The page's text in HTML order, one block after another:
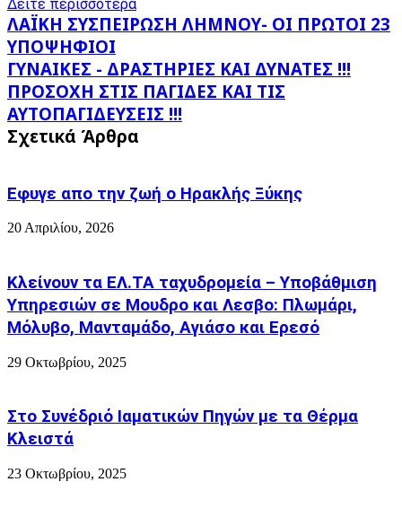
Δείτε περισσότερα
ΛΑΪΚΗ
ΣΥΣΠΕΙΡΩΣΗ
ΛΗΜΝΟΥ-
ΟΙ
ΠΡΩΤΟΙ
23
ΥΠΟΨΗΦΙΟΙ
ΛΑΪΚΗ ΣΥΣΠΕΙΡΩΣΗ ΛΗΜΝΟΥ- ΟΙ ΠΡΩΤΟΙ 23
ΥΠΟΨΗΦΙΟΙ
ΓΥΝΑΙΚΕΣ
-
ΔΡΑΣΤΗΡΙΕΣ
ΚΑΙ
ΔΥΝΑΤΕΣ
!!!
ΣΤΙΣ
ΠΑΓΙΔΕΣ
ΚΑΙ
ΤΙΣ
ΓΥΝΑΙΚΕΣ - ΔΡΑΣΤΗΡΙΕΣ ΚΑΙ ΔΥΝΑΤΕΣ !!!
ΠΡΟΣΟΧΗ ΣΤΙΣ ΠΑΓΙΔΕΣ ΚΑΙ ΤΙΣ
ΑΥΤΟΠΑΓΙΔΕΥΣΕΙΣ !!!
Σχετικά Άρθρα
Εφυγε απο την ζωή o Ηρακλής Ξύκης
20 Απριλίου, 2026
Κλείνουν τα ΕΛ.ΤΑ ταχυδρομεία – Υποβάθμιση
Υπηρεσιών σε Μουδρο και Λεσβο: Πλωμάρι,
Μόλυβο, Μανταμάδο, Αγιάσο και Ερεσό
29 Οκτωβρίου, 2025
Στο Συνέδριό Ιαματικών Πηγών με τα Θέρμα
Κλειστά
23 Οκτωβρίου, 2025